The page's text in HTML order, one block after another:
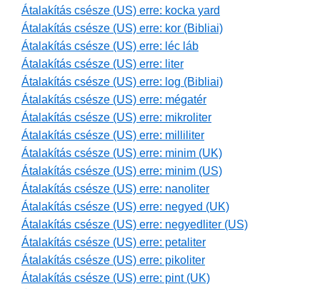
Átalakítás csésze (US) erre: kocka yard
Átalakítás csésze (US) erre: kor (Bibliai)
Átalakítás csésze (US) erre: léc láb
Átalakítás csésze (US) erre: liter
Átalakítás csésze (US) erre: log (Bibliai)
Átalakítás csésze (US) erre: mégatér
Átalakítás csésze (US) erre: mikroliter
Átalakítás csésze (US) erre: milliliter
Átalakítás csésze (US) erre: minim (UK)
Átalakítás csésze (US) erre: minim (US)
Átalakítás csésze (US) erre: nanoliter
Átalakítás csésze (US) erre: negyed (UK)
Átalakítás csésze (US) erre: negyedliter (US)
Átalakítás csésze (US) erre: petaliter
Átalakítás csésze (US) erre: pikoliter
Átalakítás csésze (US) erre: pint (UK)